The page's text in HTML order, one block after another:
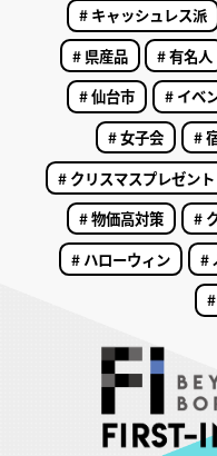
# キャッシュレス派
# 県産品
# 有名人
# 仙台市
# イベ
# 女子会
#
# クリスマスプレゼント
# 物価高対策
#
# ハローウィン
#